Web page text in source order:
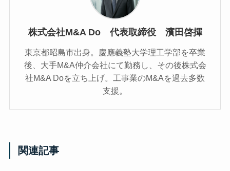
株式会社M&A Do 代表取締役 濱田啓揮
東京都昭島市出身。慶應義塾大学理工学部を卒業
後、大手M&A仲介会社にて勤務し、その後株式会
社M&A Doを立ち上げ。工事業のM&Aを過去多数
支援。
関連記事